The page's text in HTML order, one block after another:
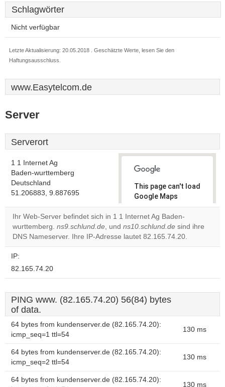
Schlagwörter
Nicht verfügbar
Letzte Aktualisierung: 20.05.2018 . Geschätzte Werte, lesen Sie den
Haftungsausschluss.
www.Easytelcom.de
Server
Serverort
1 1 Internet Ag
Baden-wurttemberg
Deutschland
51.206883, 9.887695
This page can't load
Google Maps
correctly.
Do you
own this
Ihr Web-Server befindet sich in 1 1 Internet Ag Baden-
wurttemberg. ns9.schlund.de, und ns10.schlund.de sind ihre
DNS Nameserver. Ihre IP-Adresse lautet 82.165.74.20.
IP:
82.165.74.20
PING www. (82.165.74.20) 56(84) bytes
of data.
64 bytes from kundenserver.de (82.165.74.20):
icmp_seq=1 ttl=54
130 ms
64 bytes from kundenserver.de (82.165.74.20):
icmp_seq=2 ttl=54
130 ms
64 bytes from kundenserver.de (82.165.74.20):
130 ms